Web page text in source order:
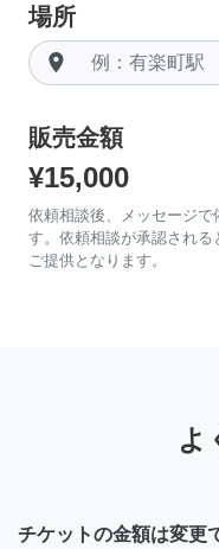
場所
room
販売金額
¥15,000
依頼相談後、メッセージで
す。依頼相談が承認され
ご提供となります。
よ
チケットの金額は変更